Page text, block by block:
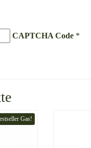
CAPTCHA Code *
Gas!